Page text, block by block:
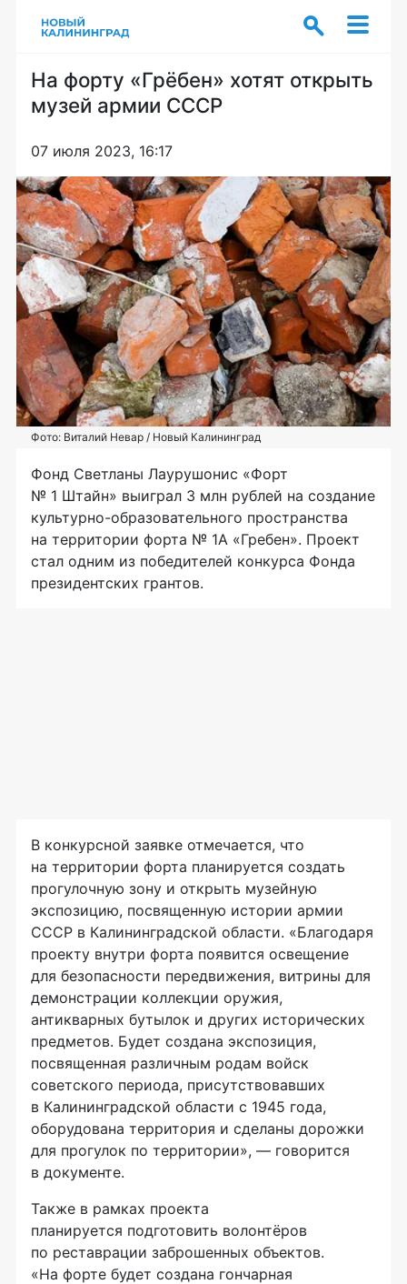
На форту «Грёбен» хотят открыть
музей армии СССР
07 июля 2023, 16:17
Фото: Виталий Невар / Новый Калининград
Фонд Светланы Лаурушонис «Форт
№ 1 Штайн» выиграл 3 млн рублей на создание
культурно-образовательного пространства
на территории форта № 1А «Гребен». Проект
стал одним из победителей конкурса Фонда
президентских грантов.
В конкурсной заявке отмечается, что
на территории форта планируется создать
прогулочную зону и открыть музейную
экспозицию, посвященную истории армии
СССР в Калининградской области. «Благодаря
проекту внутри форта появится освещение
для безопасности передвижения, витрины для
демонстрации коллекции оружия,
антикварных бутылок и других исторических
предметов. Будет создана экспозиция,
посвященная различным родам войск
советского периода, присутствовавших
в Калининградской области с 1945 года,
оборудована территория и сделаны дорожки
для прогулок по территории», — говорится
в документе.
Также в рамках проекта
планируется подготовить волонтёров
по реставрации заброшенных объектов.
«На форте будет создана гончарная